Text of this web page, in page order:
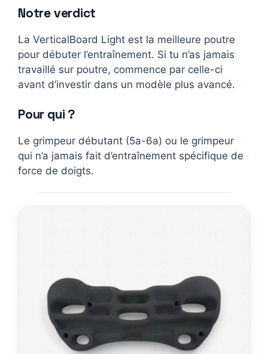
Notre verdict
La VerticalBoard Light est la meilleure poutre
pour débuter l’entraînement. Si tu n’as jamais
travaillé sur poutre, commence par celle-ci
avant d’investir dans un modèle plus avancé.
Pour qui ?
Le grimpeur débutant (5a-6a) ou le grimpeur
qui n’a jamais fait d’entraînement spécifique de
force de doigts.